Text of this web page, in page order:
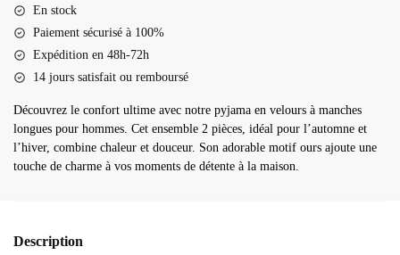
pilou
homme
En stock
Paiement sécurisé à 100%
Expédition en 48h-72h
14 jours satisfait ou remboursé
Découvrez le confort ultime avec notre pyjama en velours à manches
longues pour hommes. Cet ensemble 2 pièces, idéal pour l’automne et
l’hiver, combine chaleur et douceur. Son adorable motif ours ajoute une
touche de charme à vos moments de détente à la maison.
Description